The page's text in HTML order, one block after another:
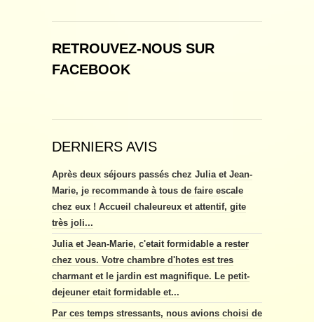
RETROUVEZ-NOUS SUR
FACEBOOK
DERNIERS AVIS
Après deux séjours passés chez Julia et Jean-
Marie, je recommande à tous de faire escale
chez eux ! Accueil chaleureux et attentif, gite
très joli...
Julia et Jean-Marie, c'etait formidable a rester
chez vous. Votre chambre d'hotes est tres
charmant et le jardin est magnifique. Le petit-
dejeuner etait formidable et...
Par ces temps stressants, nous avions choisi de